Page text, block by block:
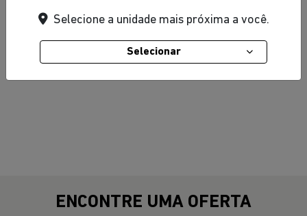
ENCONTRE UMA OFERTA
Selecione a unidade mais próxima a você.
Selecionar